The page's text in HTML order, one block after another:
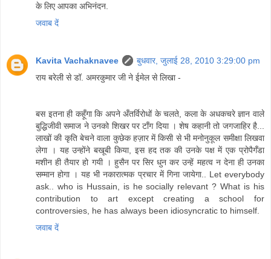
के लिए आपका अभिनंदन.
जवाब दें
Kavita Vachaknavee
बुधवार, जुलाई 28, 2010 3:29:00 pm
राय बरेली से डॉ. अमरकुमार जी ने ईमेल से लिखा -
बस इतना ही कहूँगा कि अपने अँतर्विरोधों के चलते, कला के अधकचरे ज्ञान वाले
बुद्धिजीवी समाज ने उनको शिखर पर टाँग दिया । शेष कहानी तो जगजाहिर है...
लाखों की कृति बेचने वाला कुछेक हज़ार में किसी से भी मनोनुकूल समीक्षा लिखवा
लेगा । यह उन्होंने बखूबी किया, इस हद तक की उनके पक्ष में एक प्रोपैगँडा
मशीन ही तैयार हो गयी । हुसैन पर सिर धुन कर उन्हें महत्व न देना ही उनका
सम्मान होगा । यह भी नकारात्मक प्रचार में गिना जायेगा.. Let everybody
ask.. who is Hussain, is he socially relevant ? What is his
contribution to art except creating a school for
controversies, he has always been idiosyncratic to himself.
जवाब दें